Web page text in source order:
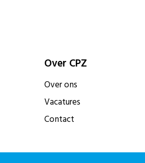
Over CPZ
Over ons
Vacatures
Contact